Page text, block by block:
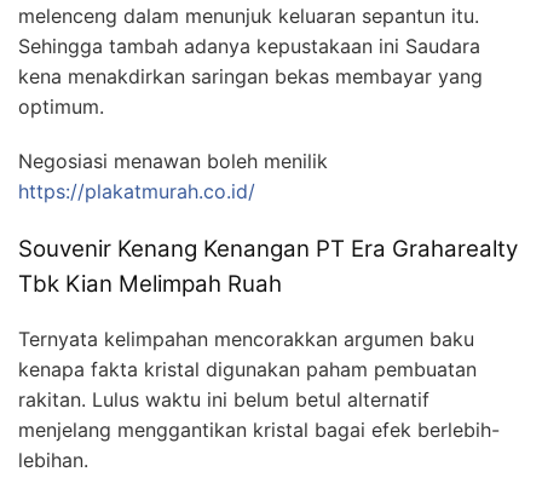
melenceng dalam menunjuk keluaran sepantun itu.
Sehingga tambah adanya kepustakaan ini Saudara
kena menakdirkan saringan bekas membayar yang
optimum.
Negosiasi menawan boleh menilik
https://plakatmurah.co.id/
Souvenir Kenang Kenangan PT Era Graharealty
Tbk Kian Melimpah Ruah
Ternyata kelimpahan mencorakkan argumen baku
kenapa fakta kristal digunakan paham pembuatan
rakitan. Lulus waktu ini belum betul alternatif
menjelang menggantikan kristal bagai efek berlebih-
lebihan.